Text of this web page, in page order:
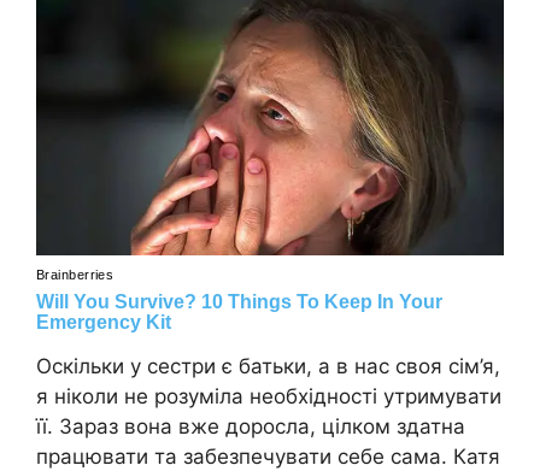
Оскільки у сестри є батьки, а в нас своя сім’я,
я ніколи не розуміла необхідності утримувати
її. Зараз вона вже доросла, цілком здатна
працювати та забезпечувати себе сама. Катя